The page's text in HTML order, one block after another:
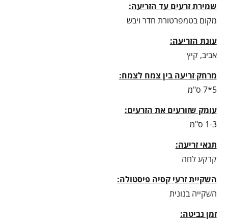
שמירת זרעים עד הזריעה:
מקום בטמפרטורת חדר ויבש
עונת הזריעה:
אביב, קיץ
מרחק זריעה בין צמח לצמח:
5*7 ס"מ
עומק שזורעים את הזרעים:
1-3 ס"מ
תנאי זריעה:
קרקע לחה
השקיית זרעי קסיה פיסטולה:
השקייה בנונית
זמן נביטה: